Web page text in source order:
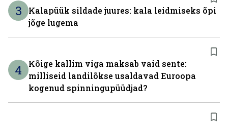
3
Kalapüük sildade juures: kala leidmiseks õpi
jõge lugema
4
Kõige kallim viga maksab vaid sente:
milliseid landilõkse usaldavad Euroopa
kogenud spinningupüüdjad?